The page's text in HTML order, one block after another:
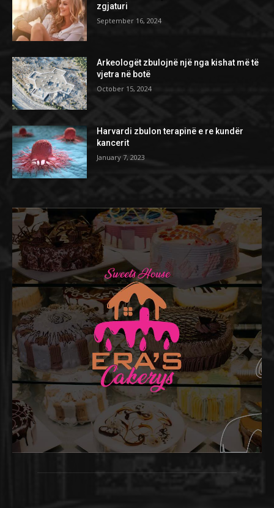
zgjaturi
September 16, 2024
Arkeologët zbulojnë një nga kishat më të
vjetra në botë
October 15, 2024
Harvardi zbulon terapinë e re kundër
kancerit
January 7, 2023